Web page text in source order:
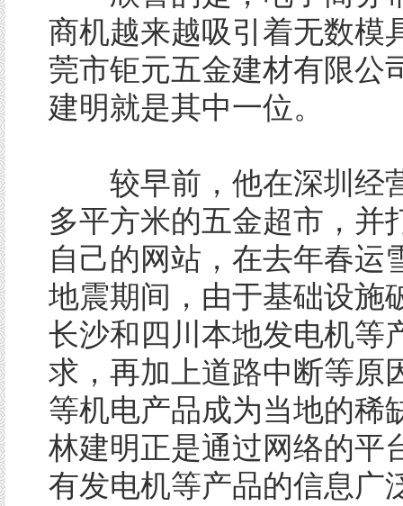
商机越来越吸引着无数模
莞市钜元五金建材有限公
建明就是其中一位。
较早前，他在深圳经
多平方米的五金超市，并
自己的网站，在去年春运
地震期间，由于基础设施
长沙和四川本地发电机等
求，再加上道路中断等原
等机电产品成为当地的稀
林建明正是通过网络的平
有发电机等产品的信息广